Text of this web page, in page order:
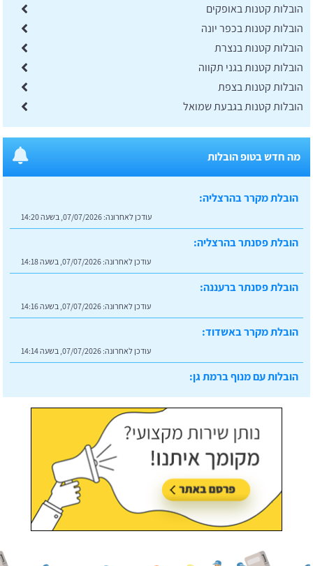
הובלות קטנות באופקים
הובלות קטנות בכפר יונה
הובלות קטנות בנצרת
הובלות קטנות בגני תקווה
הובלות קטנות בצפת
הובלות קטנות בגבעת שמואל
מה חדש בטופ הובלות
הובלת מקרר בהרצליה:
עודכן לאחרונה: 07/07/2026, בשעה 14:20
הובלת פסנתר בהרצליה:
עודכן לאחרונה: 07/07/2026, בשעה 14:18
הובלת פסנתר ברעננה:
עודכן לאחרונה: 07/07/2026, בשעה 14:16
הובלת מקרר באשדוד:
עודכן לאחרונה: 07/07/2026, בשעה 14:14
הובלות עם מנוף ברמת גן:
עודכן לאחרונה:07/07/2026, בשעה 14:23